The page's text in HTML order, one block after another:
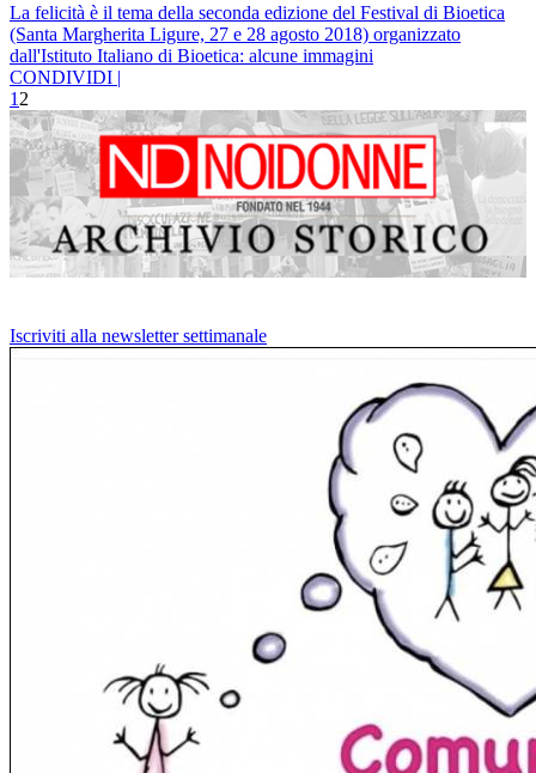
La felicità è il tema della seconda edizione del Festival di Bioetica
(Santa Margherita Ligure, 27 e 28 agosto 2018) organizzato
dall'Istituto Italiano di Bioetica: alcune immagini
CONDIVIDI |
1 2
Iscriviti alla newsletter settimanale